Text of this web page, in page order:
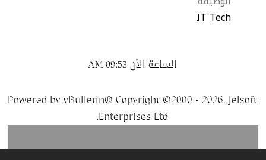
IT Tech
الساعة الآن 09:53 AM
Powered by vBulletin® Copyright ©2000 - 2026, Jelsoft
Enterprises Ltd.